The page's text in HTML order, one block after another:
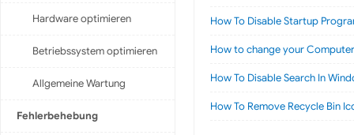
Hardware optimieren
Betriebssystem optimieren
Allgemeine Wartung
Fehlerbehebung
How To Disable Startup
How to change your
How To Disable Search In
How To Remove Recycle Bin